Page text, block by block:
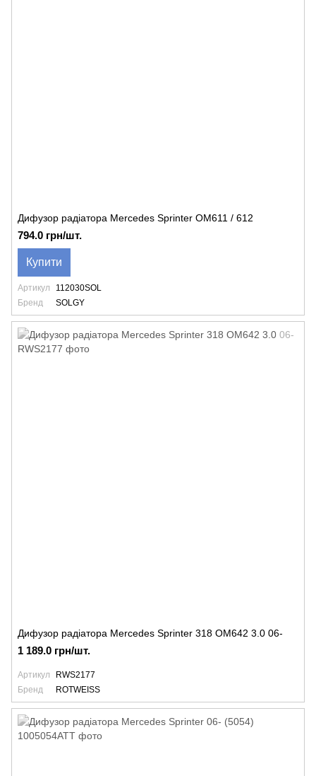
Дифузор радіатора Mercedes Sprinter OM611 / 612
794.0 грн/шт.
Купити
Артикул
112030SOL
Бренд
SOLGY
Дифузор радіатора Mercedes Sprinter 318 OM642 3.0 06-
1 189.0 грн/шт.
Артикул
RWS2177
Бренд
ROTWEISS